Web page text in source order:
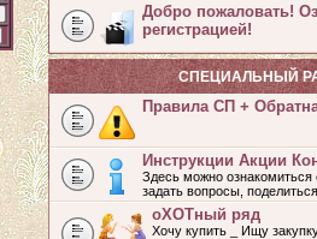
Добро пожаловать!
регистрацией!
СПЕЦИАЛЬНЫЙ
Правила СП +
Инструкции Акции
Здесь можно
задать вопросы,
оХОТный ряд
Хочу купить _ Ищу